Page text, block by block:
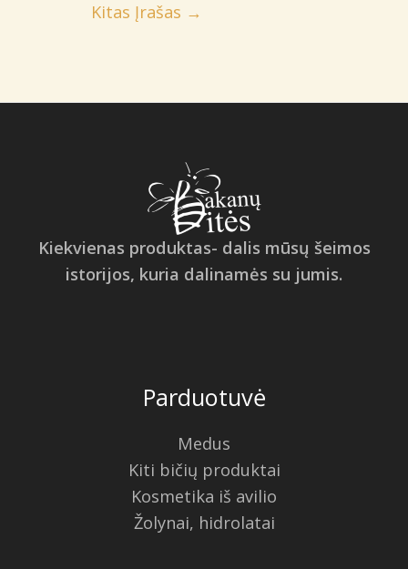
Kitas Įrašas →
Kiekvienas produktas- dalis mūsų šeimos
istorijos, kuria dalinamės su jumis.
Parduotuvė
Medus
Kiti bičių produktai
Kosmetika iš avilio
Žolynai, hidrolatai